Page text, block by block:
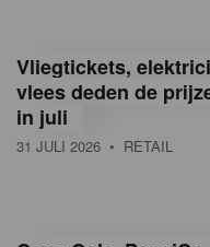
g
ë
Vliegtickets,
vlees deden de
in juli
31 JULI 2026 • RETAIL